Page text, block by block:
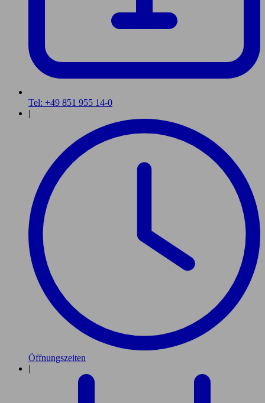
Tel: +49 851 955 14-0
|
Öffnungszeiten
|